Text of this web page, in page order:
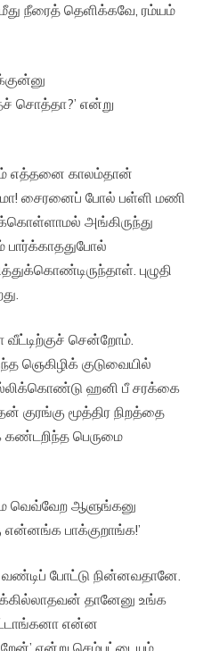
நீரைத் தெளிக்கவே, ரம்யம்
சொத்தா?’ என்று
எத்தனை காலம்தான்
சைரனைப் போல் பள்ளி மணி
அங்கிருந்து
பார்க்காததுபோல்
புழுதி
வீட்டிற்குச் சென்றோம்.
ஞெகிழிக் குடுவையில்
ஹனி பீ சரக்கை
குரங்கு மூத்திர நிறத்தை
பெருமை
வெவ்வேற ஆளுங்கனு
பாக்குறாங்க!’
வண்டிப் போட்டு நின்னவதானே.
தானேனு உங்க
என்ன